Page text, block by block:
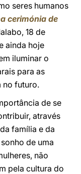
seres humanos
cerimónia de
18 de
ainda hoje
iluminar o
para as
no futuro.
de se
através
família e da
de uma
não
pela cultura do